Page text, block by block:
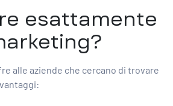
esattamente
alle aziende che cercano di trovare